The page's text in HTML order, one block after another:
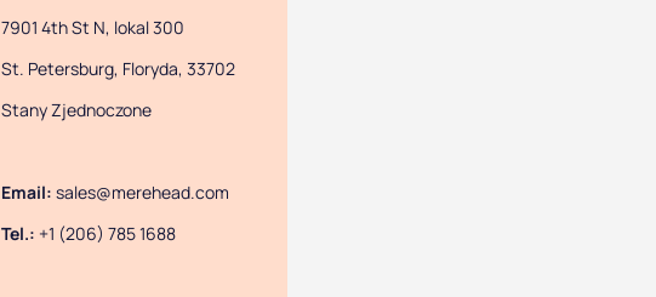
7901 4th St N, lokal 300
St. Petersburg, Floryda, 33702
Stany Zjednoczone
Email: sales@merehead.com
Tel.: +1 (206) 785 1688